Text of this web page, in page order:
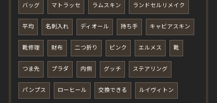
バッグ マトラッセ ラムスキン ランドセルリメイク
平均 名刺入れ ディオール 持ち手 キャビアスキン
靴修理 財布 二つ折り ピンク エルメス 靴
つま先 プラダ 内側 グッチ ステアリング
パンプス ローヒール 交換できる ルイヴィトン